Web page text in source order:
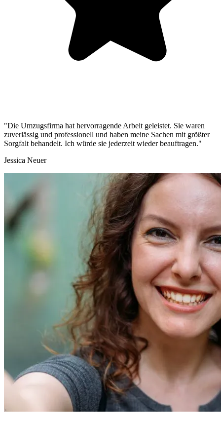
"Die Umzugsfirma hat hervorragende Arbeit geleistet. Sie waren
zuverlässig und professionell und haben meine Sachen mit größter
Sorgfalt behandelt. Ich würde sie jederzeit wieder beauftragen."
Jessica Neuer